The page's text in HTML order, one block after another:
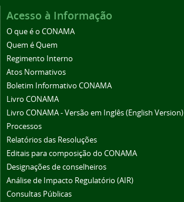
Acesso à Informação
O que é o CONAMA
Quem é Quem
Regimento Interno
Atos Normativos
Boletim Informativo CONAMA
Livro CONAMA
Livro CONAMA - Versão em Inglês (English Version)
Processos
Relatórios das Resoluções
Editais para composição do CONAMA
Designações de conselheiros
Análise de Impacto Regulatório (AIR)
Consultas Públicas